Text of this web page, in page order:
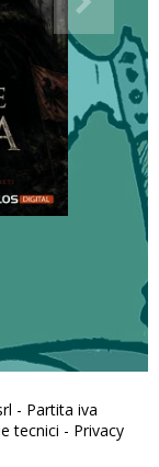
- Partita iva
tecnici - Privacy